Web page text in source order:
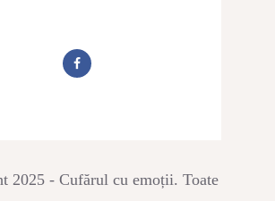
2025 - Cufărul cu emoții. Toate